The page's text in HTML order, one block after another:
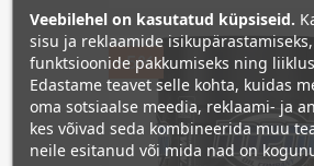
−5%
Veebilehel on kasutatud küpsiseid.
sisu ja reklaamide
funktsioonide pakkumiseks ning
Edastame teavet selle kohta, kuidas
oma sotsiaalse meedia, reklaami- ja
kes võivad seda kombineerida muu
neile esitanud või mida nad on